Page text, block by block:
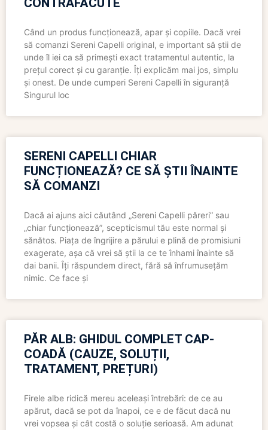
CONTRAFĂCUTE
Când un produs funcționează, apar și copiile. Dacă vrei
să comanzi Sereni Capelli original, e important să știi de
unde îl iei ca să primești exact tratamentul autentic, la
prețul corect și cu garanție. Îți explicăm mai jos, simplu
și onest. De unde cumperi Sereni Capelli în siguranță
Singurul loc
SERENI CAPELLI CHIAR
FUNCȚIONEAZĂ? CE SĂ ȘTII ÎNAINTE
SĂ COMANZI
Dacă ai ajuns aici căutând „Sereni Capelli păreri” sau
„chiar funcționează”, scepticismul tău este normal și
sănătos. Piața de îngrijire a părului e plină de promisiuni
exagerate, așa că vrei să știi la ce te înhami înainte să
dai banii. Îți răspundem direct, fără să înfrumusețăm
nimic. Ce face și
PĂR ALB: GHIDUL COMPLET CAP-
COADĂ (CAUZE, SOLUȚII,
TRATAMENT, PREȚURI)
Firele albe ridică mereu aceleași întrebări: de ce au
apărut, dacă se pot da înapoi, ce e de făcut dacă nu
vrei vopsea și cât costă o soluție serioasă. Am adunat